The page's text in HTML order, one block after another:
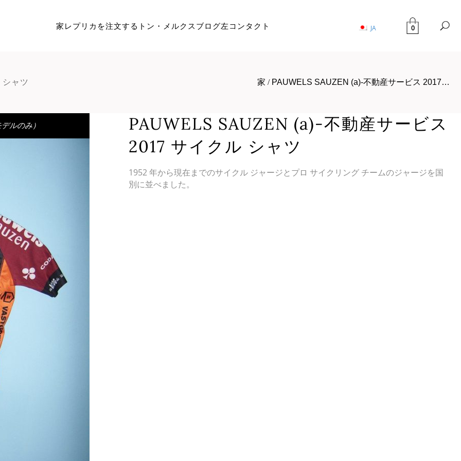
家 レプリカを注文する トン・メルクス ブログ左 コンタクト JA 0
ャツ 家 / PAUWELS SAUZEN (a)-不動産サービス 2017…
ルのみ）
PAUWELS SAUZEN (a)-不動産サービス
2017 サイクル シャツ
1952 年から現在までのサイクル ジャージとプロ サイクリング チームのジャージを国
別に並べました。